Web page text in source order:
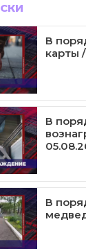
В
карты
В
В